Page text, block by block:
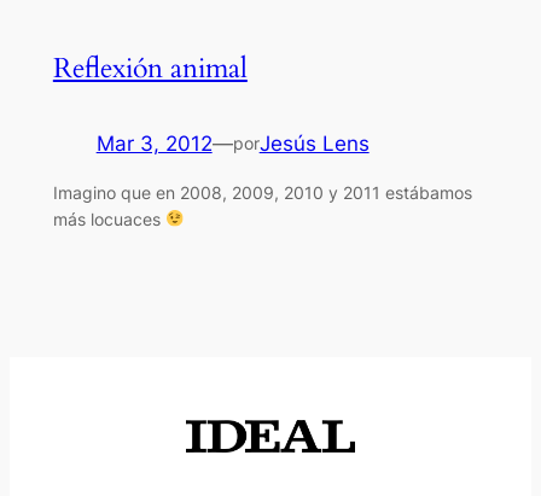
Reflexión animal
Mar 3, 2012—porJesús Lens
Imagino que en 2008, 2009, 2010 y 2011 estábamos
más locuaces